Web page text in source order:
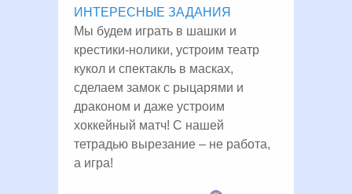
ИНТЕРЕСНЫЕ ЗАДАНИЯ
Мы будем играть в шашки и
крестики-нолики, устроим театр
кукол и спектакль в масках,
сделаем замок с рыцарями и
драконом и даже устроим
хоккейный матч! С нашей
тетрадью вырезание – не работа,
а игра!